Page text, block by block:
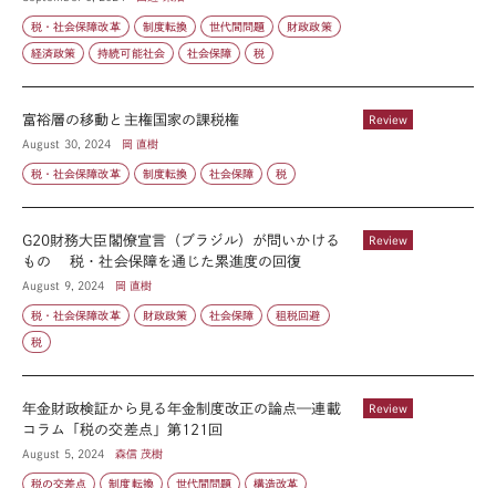
税・社会保障改革 制度転換 世代間問題 財政政策
経済政策 持続可能社会 社会保障 税
Review
富裕層の移動と主権国家の課税権
August 30, 2024 岡 直樹
税・社会保障改革 制度転換 社会保障 税
Review
G20財務大臣閣僚宣言（ブラジル）が問いかける
もの 税・社会保障を通じた累進度の回復
August 9, 2024 岡 直樹
税・社会保障改革 財政政策 社会保障 租税回避
税
Review
年金財政検証から見る年金制度改正の論点—連載
コラム「税の交差点」第121回
August 5, 2024 森信 茂樹
税の交差点 制度転換 世代間問題 構造改革